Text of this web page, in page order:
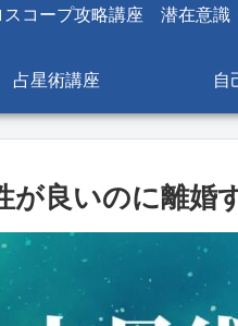
スコープ攻略講座 潜在意識
占星術講座 自
が良いのに離婚